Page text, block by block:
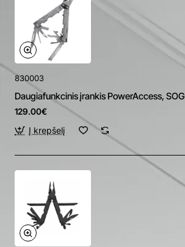
830003
Daugiafunkcinis įrankis PowerAccess, SOG
129.00€
Į krepšelį